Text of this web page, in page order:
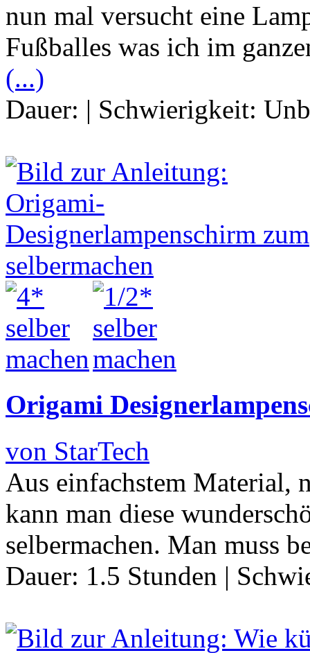
nun mal versucht eine
Fußballes was ich im
(...)
Dauer: | Schwierigkeit:
Origami
von StarTech
Aus einfachstem Material,
kann man diese
selbermachen. Man muss
Dauer: 1.5 Stunden |